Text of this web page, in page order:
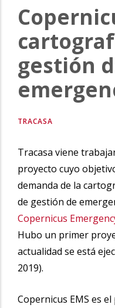
la
gestión
TRACASA
Tracasa viene
proyecto cuyo
demanda de la
de gestión de
Copernicus
Hubo un primer
actualidad se está
2019).
Copernicus EMS es